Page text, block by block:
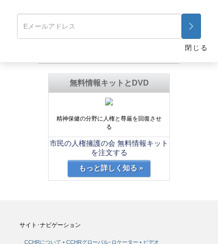
Eメール： lidskaprava@cchr.cz
インターネット: Website
無料情報キットとDVD
精神保健の分野に人権と尊厳を回復させ
る
市民の人権擁護の会 無料情報キット
を注文する
もっと詳しく知る »
サイト･ナビゲーション
CCHRについて CCHRグローバル･ロケーター ビデオ
閉じる